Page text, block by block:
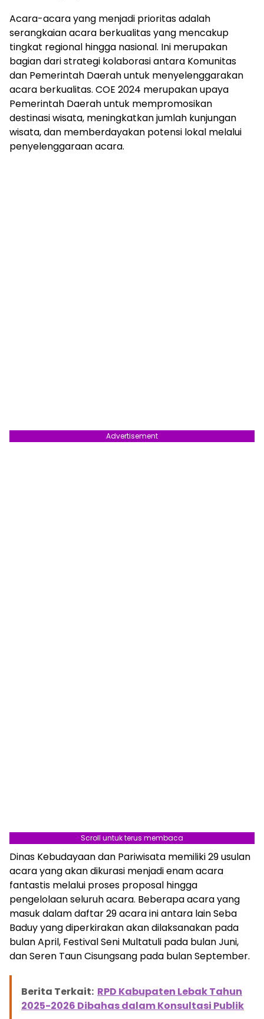
Acara-acara yang menjadi prioritas adalah
serangkaian acara berkualitas yang mencakup
tingkat regional hingga nasional. Ini merupakan
bagian dari strategi kolaborasi antara Komunitas
dan Pemerintah Daerah untuk menyelenggarakan
acara berkualitas. COE 2024 merupakan upaya
Pemerintah Daerah untuk mempromosikan
destinasi wisata, meningkatkan jumlah kunjungan
wisata, dan memberdayakan potensi lokal melalui
penyelenggaraan acara.
Advertisement
Scroll untuk terus membaca
Dinas Kebudayaan dan Pariwisata memiliki 29 usulan
acara yang akan dikurasi menjadi enam acara
fantastis melalui proses proposal hingga
pengelolaan seluruh acara. Beberapa acara yang
masuk dalam daftar 29 acara ini antara lain Seba
Baduy yang diperkirakan akan dilaksanakan pada
bulan April, Festival Seni Multatuli pada bulan Juni,
dan Seren Taun Cisungsang pada bulan September.
Berita Terkait: RPD Kabupaten Lebak Tahun
2025-2026 Dibahas dalam Konsultasi Publik